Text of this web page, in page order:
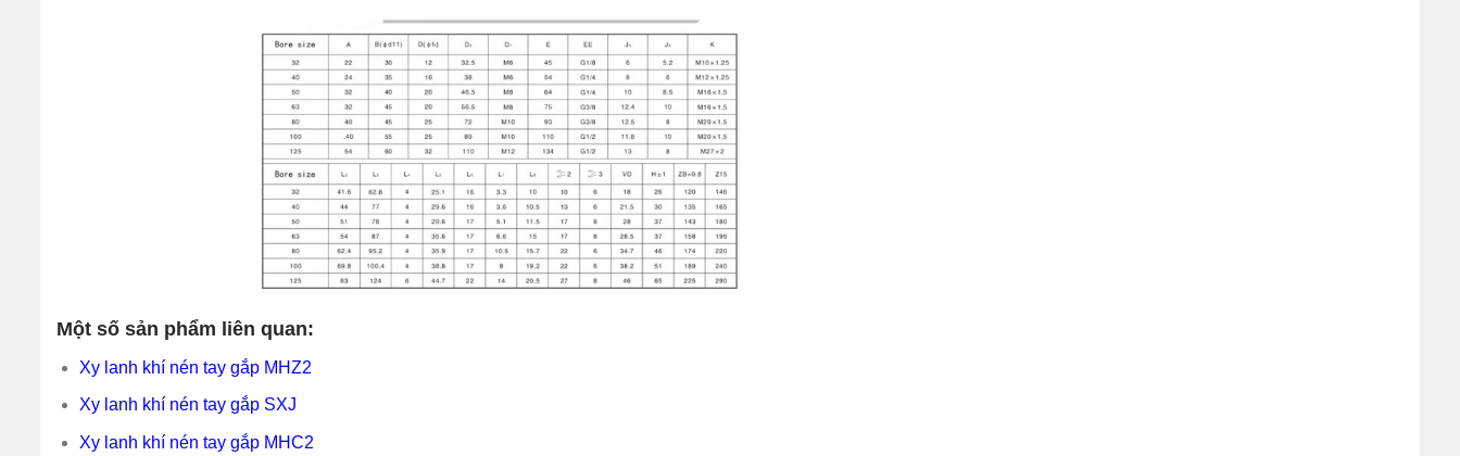
Một số sản phẩm liên quan:
Xy lanh khí nén tay gắp MHZ2
Xy lanh khí nén tay gắp SXJ
Xy lanh khí nén tay gắp MHC2